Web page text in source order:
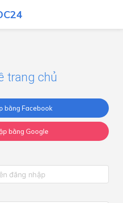
trang chủ
bằng Facebook
bằng Google